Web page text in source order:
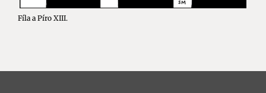
Fíla a Píro XIII.